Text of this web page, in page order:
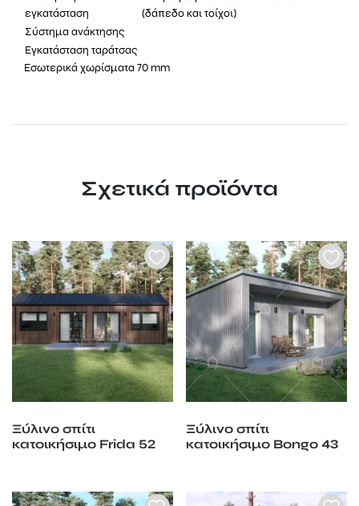
εγκατάσταση
(δάπεδο και τοίχοι)
Σύστημα ανάκτησης
Εγκατάσταση ταράτσας
Εσωτερικά χωρίσματα 70 mm
Σχετικά προϊόντα
Ξύλινο σπίτι
κατοικήσιμο Frida 52
Ξύλινο σπίτι
κατοικήσιμο Bongo 43